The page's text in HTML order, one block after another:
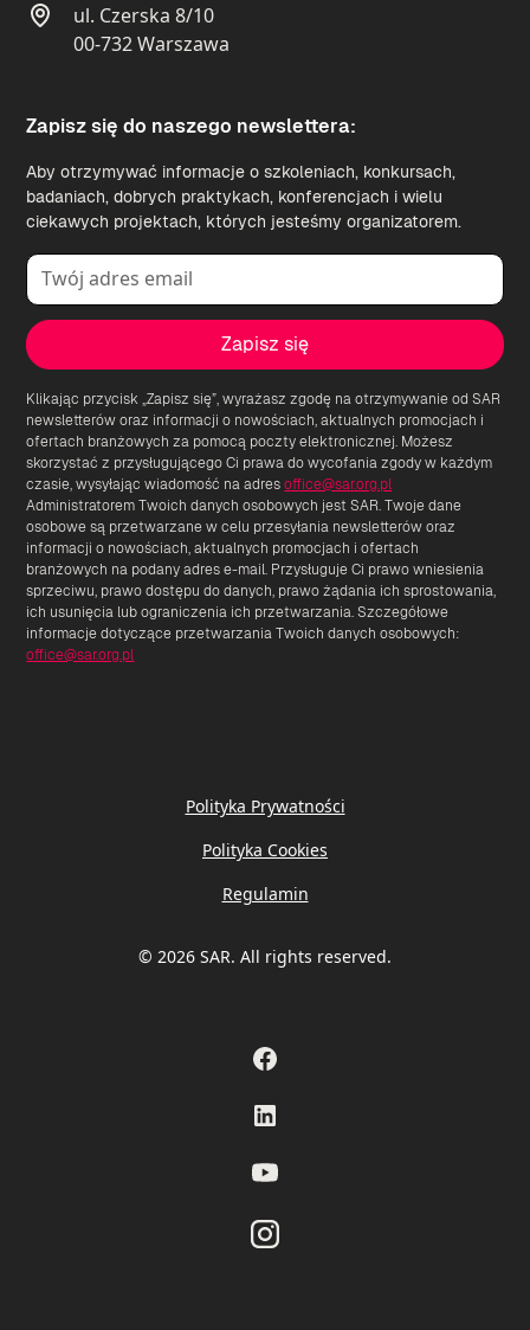
ul. Czerska 8/10
00-732 Warszawa
Zapisz się do naszego newslettera:
Aby otrzymywać informacje o szkoleniach, konkursach,
badaniach, dobrych praktykach, konferencjach i wielu
ciekawych projektach, których jesteśmy organizatorem.
Klikając przycisk „Zapisz się”, wyrażasz zgodę na otrzymywanie od SAR
newsletterów oraz informacji o nowościach, aktualnych promocjach i
ofertach branżowych za pomocą poczty elektronicznej. Możesz
skorzystać z przysługującego Ci prawa do wycofania zgody w każdym
czasie, wysyłając wiadomość na adresoffice@sar.org.pl
Administratorem Twoich danych osobowych jest SAR. Twoje dane
osobowe są przetwarzane w celu przesyłania newsletterów oraz
informacji o nowościach, aktualnych promocjach i ofertach
branżowych na podany adres e-mail. Przysługuje Ci prawo wniesienia
sprzeciwu, prawo dostępu do danych, prawo żądania ich sprostowania,
ich usunięcia lub ograniczenia ich przetwarzania. Szczegółowe
informacje dotyczące przetwarzania Twoich danych osobowych:
office@sar.org.pl
© 2026 SAR. All rights reserved.
Polityka Prywatności
Polityka Cookies
Regulamin